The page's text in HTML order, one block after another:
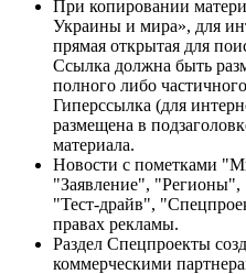
При копировании
Украины и мира», для
прямая открытая для
Ссылка должна быть
полного либо
Гиперссылка (для
размещена в
материала.
Новости с пометками
"Заявление",
"Тест-драйв",
правах рекламы.
Раздел Спецпроекты
коммерческими